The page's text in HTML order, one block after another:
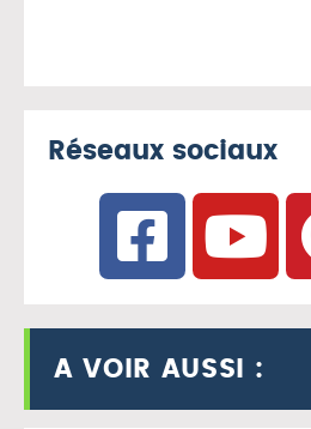
Réseaux sociaux
A VOIR AUSSI :